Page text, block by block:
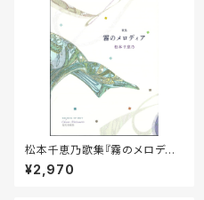
松本千恵乃歌集『霧のメロディ
ア』
¥2,970